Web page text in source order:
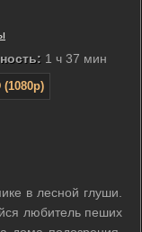
1 ч 37 мин
(1080p)
в лесной глуши.
любитель пеших